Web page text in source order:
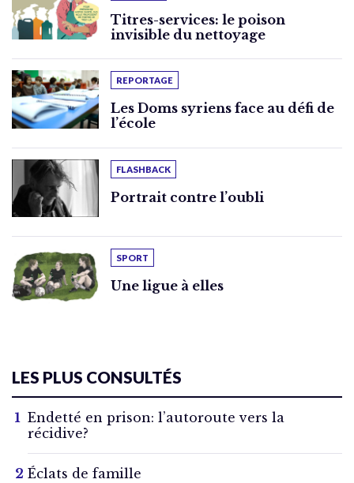
Titres-services: le poison
invisible du nettoyage
REPORTAGE
Les Doms syriens face au défi de
l’école
FLASHBACK
Portrait contre l’oubli
SPORT
Une ligue à elles
LES PLUS CONSULTÉS
Endetté en prison: l’autoroute vers la
récidive?
Éclats de famille